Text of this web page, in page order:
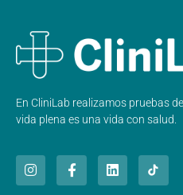
En CliniLab realizamos pruebas
vida plena es una vida con salud.